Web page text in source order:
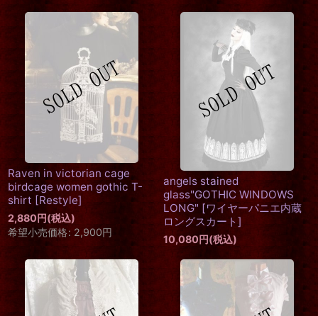
Raven in victorian cage
birdcage women gothic T-
shirt [Restyle]
2,880円(税込)
希望小売価格: 2,900円
angels stained
glass"GOTHIC WINDOWS
LONG" [ワイヤーパニエ内蔵
ロングスカート]
10,080円(税込)